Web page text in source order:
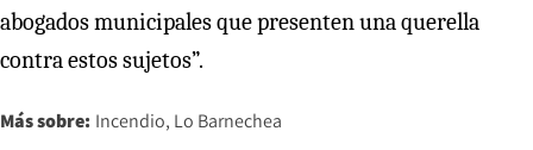
abogados municipales que presenten una querella
contra estos sujetos”.
Más sobre: Incendio Lo Barnechea